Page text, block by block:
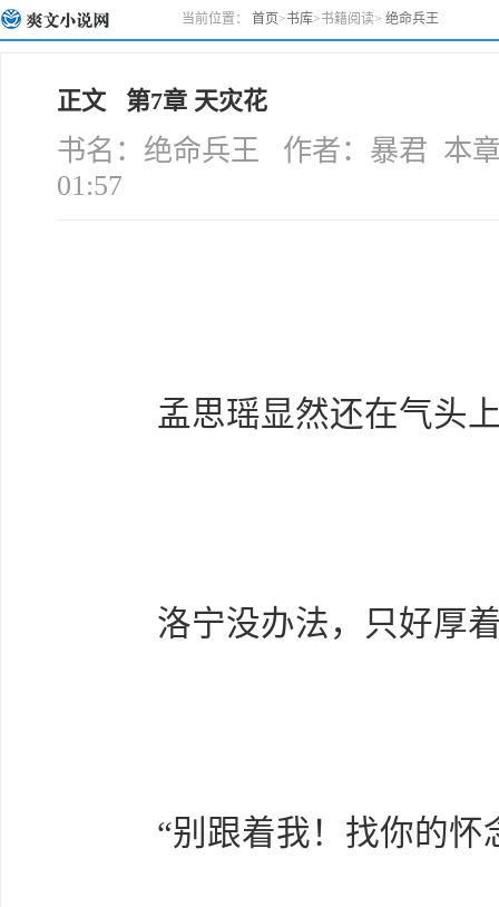
当前位置： 首页>书库>书籍阅读> 绝命兵王
正文 第7章 天灾花
书名：绝命兵王 作者：暴君 本
01:57
孟思瑶显然还在气头上
洛宁没办法，只好厚着
“别跟着我！找你的怀